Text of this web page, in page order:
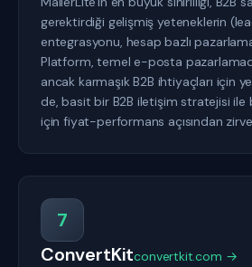
gerektirdiği gelişmiş yeteneklerin
entegrasyonu, hesap bazlı
Platform, temel e-posta
ancak karmaşık B2B ihtiyaçları için
de, basit bir B2B iletişim stratejisi ile
için fiyat-performans açısından
7
ConvertKitconvertkit.com →